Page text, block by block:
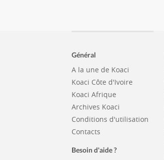
Général
A la une de Koaci
Koaci Côte d'Ivoire
Koaci Afrique
Archives Koaci
Conditions d'utilisation
Contacts
Besoin d'aide ?